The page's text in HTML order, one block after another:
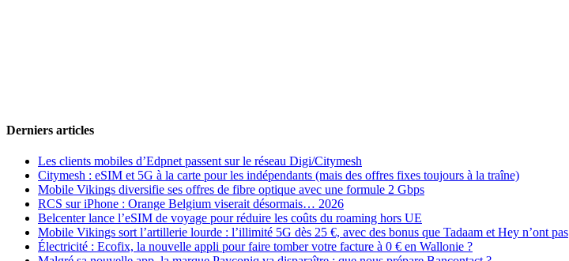
Derniers articles
Les clients mobiles d’Edpnet passent sur le réseau Digi/Citymesh
Citymesh : eSIM et 5G à la carte pour les indépendants (mais des offres fixes toujours à la traîne)
Mobile Vikings diversifie ses offres de fibre optique avec une formule 2 Gbps
RCS sur iPhone : Orange Belgium viserait désormais… 2026
Belcenter lance l’eSIM de voyage pour réduire les coûts du roaming hors UE
Mobile Vikings sort l’artillerie lourde : l’illimité 5G dès 25 €, avec des bonus que Tadaam et Hey n’ont pas
Électricité : Ecofix, la nouvelle appli pour faire tomber votre facture à 0 € en Wallonie ?